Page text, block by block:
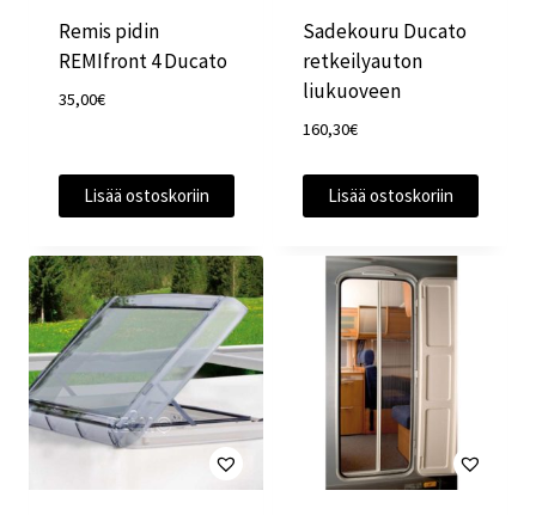
Remis pidin
REMIfront 4 Ducato
35,00€
Lisää ostoskoriin
Sadekouru Ducato
retkeilyauton
liukuoveen
160,30€
Lisää ostoskoriin